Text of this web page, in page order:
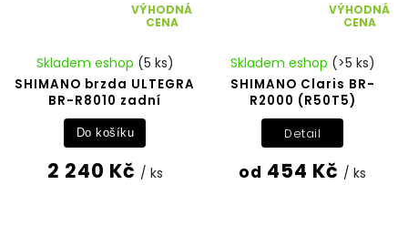
VÝHODNÁ
CENA
SHIMANO brzda ULTEGRA
BR-R8010 zadní
Skladem eshop (5 ks)
2 240 Kč / ks
Do košíku
VÝHODNÁ
CENA
SHIMANO Claris BR-
R2000 (R50T5)
Skladem eshop (>5 ks)
od 454 Kč / ks
Detail